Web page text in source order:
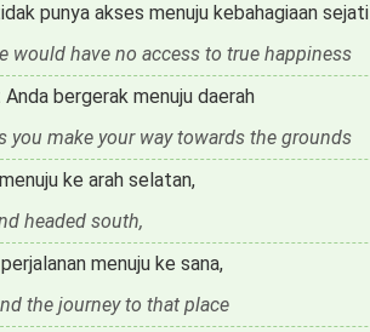
punya akses menuju kebahagiaan sejati
would have no access to true happiness
bergerak menuju daerah
you make your way towards the grounds
ke arah selatan,
headed south,
menuju ke sana,
the journey to that place